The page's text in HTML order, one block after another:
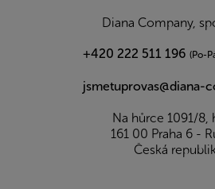
Diana Company,
+420 222 511 196 (Po-
jsmetuprovas@diana-
Na hůrce 1091/8,
161 00 Praha 6 -
Česká